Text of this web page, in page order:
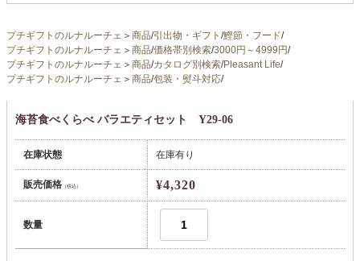
プチギフトのルナルーチェ ＞ 商品/引出物・ギフト /鰹節・フード/
プチギフトのルナルーチェ ＞ 商品/価格帯別検索/3000円～4999円/
プチギフトのルナルーチェ ＞ 商品/カタログ別検索/Pleasant Life/
プチギフトのルナルーチェ ＞ 商品/包装・熨斗対応/
海苔食べくらべ バラエティセット Y29-06
在庫状態 在庫有り
販売価格（税込） ¥4,320
数量